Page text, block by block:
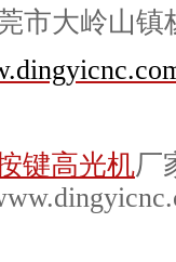
大岭山镇
键高光机厂